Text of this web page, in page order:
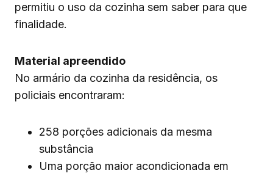
permitiu o uso da cozinha sem saber para que
finalidade.
Material apreendido
No armário da cozinha da residência, os
policiais encontraram:
258 porções adicionais da mesma
substância
Uma porção maior acondicionada em